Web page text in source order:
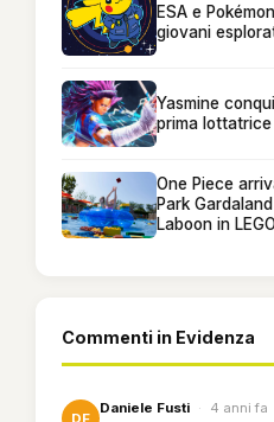
ESA e
giovani
Yasmine
prima
One Piece
Park
Laboon in
Commenti in Evidenza
DF
Daniele Fusti · 4 anni fa